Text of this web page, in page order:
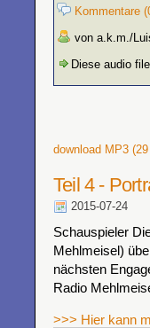
Kommentare
von a.k.m./
Diese audio
download MP3
Teil 4 -
2015-07-24
Schauspieler
Mehlmeisel)
nächsten
Radio
>>> Hier kann